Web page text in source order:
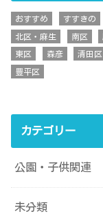
おすすめ すすきの
北区・麻生 南区
東区 森彦 清田区
豊平区
カテゴリー
公園・子供関連
未分類